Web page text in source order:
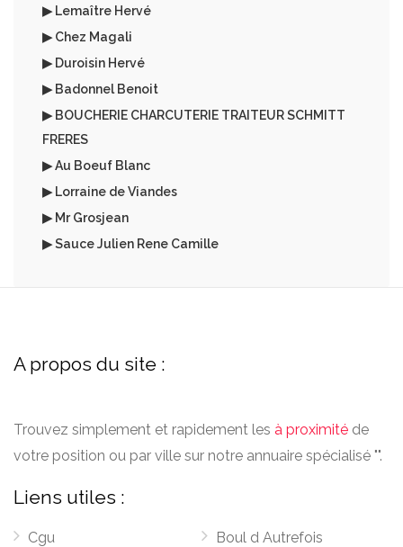
▶ Lemaître Hervé
▶ Chez Magali
▶ Duroisin Hervé
▶ Badonnel Benoit
▶ BOUCHERIE CHARCUTERIE TRAITEUR SCHMITT
FRERES
▶ Au Boeuf Blanc
▶ Lorraine de Viandes
▶ Mr Grosjean
▶ Sauce Julien Rene Camille
A propos du site :
Trouvez simplement et rapidement les à proximité de
votre position ou par ville sur notre annuaire spécialisé "".
Liens utiles :
Cgu
Boul d Autrefois